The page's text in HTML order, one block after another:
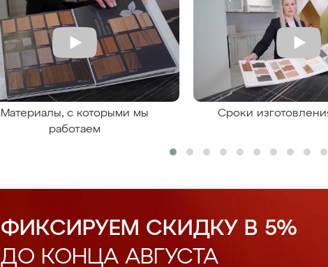
Материалы, с которыми мы
работаем
Сроки
ФИКСИРУЕМ СКИДКУ В 5%
ДО КОНЦА АВГУСТА